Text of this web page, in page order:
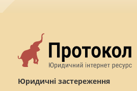
Юридичні застереження